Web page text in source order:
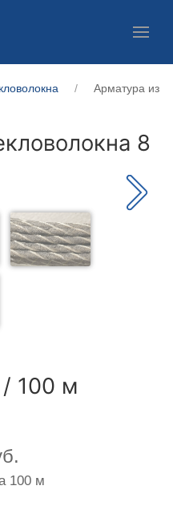
Арматура из
8
/ 100 м
100 м